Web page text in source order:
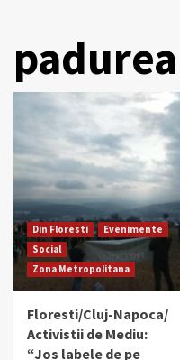
Din Floresti
Evenimente
Social
Zona Metropolitana
Floresti/Cluj-Napoca/
Activistii de Mediu:
“Jos labele de pe